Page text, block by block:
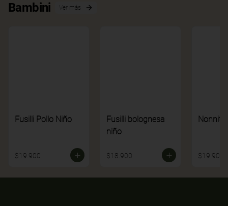
Bambini Ver más
Fusilli Pollo Niño
$19.900
Fusilli bolognesa
niño
$18.900 $19.900